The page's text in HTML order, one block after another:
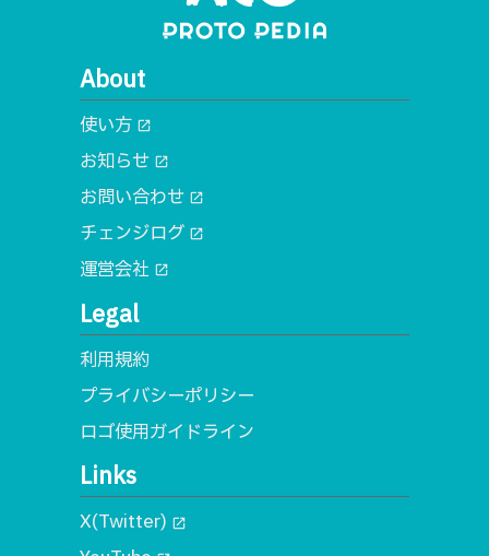
About
使い方 open_in_new
お知らせ open_in_new
お問い合わせ open_in_new
チェンジログ open_in_new
運営会社 open_in_new
Legal
利用規約
プライバシーポリシー
ロゴ使用ガイドライン
Links
X(Twitter) open_in_new